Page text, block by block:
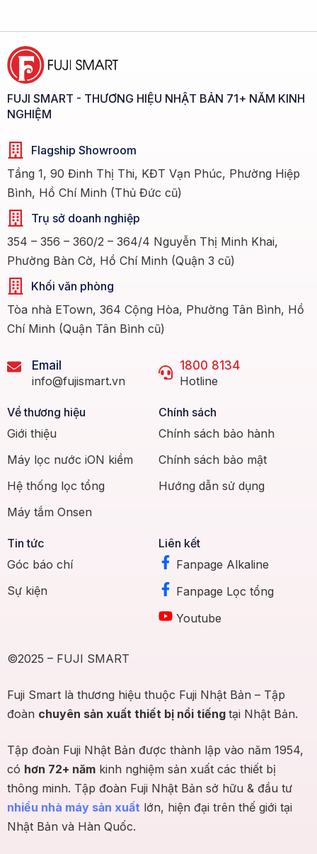
FUJI SMART - THƯƠNG HIỆU NHẬT BẢN 71+ NĂM KINH
NGHIỆM
Flagship Showroom
Tầng 1, 90 Đinh Thị Thi, KĐT Vạn Phúc, Phường Hiệp
Bình, Hồ Chí Minh (Thủ Đức cũ)
Trụ sở doanh nghiệp
354 – 356 – 360/2 – 364/4 Nguyễn Thị Minh Khai,
Phường Bàn Cờ, Hồ Chí Minh (Quận 3 cũ)
Khối văn phòng
Tòa nhà ETown, 364 Cộng Hòa, Phường Tân Bình, Hồ
Chí Minh (Quận Tân Bình cũ)
1800 8134
Hotline
Email
info@fujismart.vn
Về thương hiệu
Giới thiệu
Máy lọc nước iON kiềm
Hệ thống lọc tổng
Máy tắm Onsen
Chính sách
Chính sách bảo hành
Chính sách bảo mật
Hướng dẫn sử dụng
Tin tức
Góc báo chí
Sự kiện
Liên kết
Fanpage Alkaline
Fanpage Lọc tổng
Youtube
©2025 – FUJI SMART
Fuji Smart là thương hiệu thuộc Fuji Nhật Bản – Tập
đoàn chuyên sản xuất thiết bị nổi tiếng tại Nhật Bản.
Tập đoàn Fuji Nhật Bản được thành lập vào năm 1954,
có hơn 72+ năm kinh nghiệm sản xuất các thiết bị
thông minh. Tập đoàn Fuji Nhật Bản sở hữu & đầu tư
nhiều nhà máy sản xuất lớn, hiện đại trên thế giới tại
Nhật Bản và Hàn Quốc.